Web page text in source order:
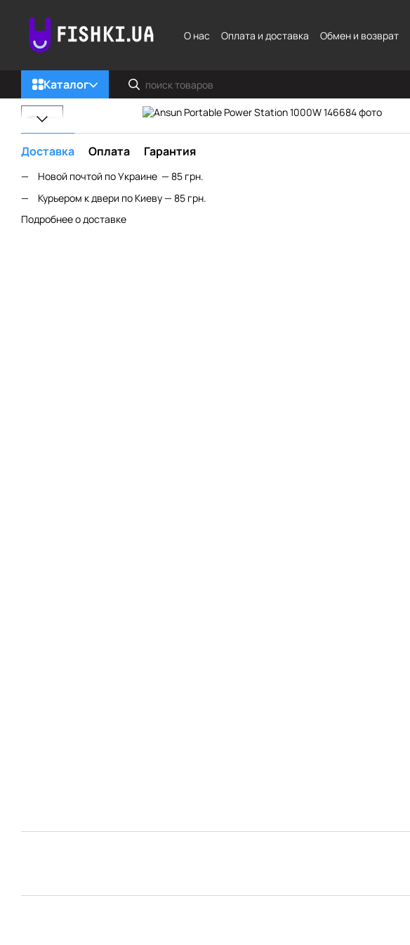
О нас
Оплата и доставка Обмен и возврат
Каталог
Доставка Оплата Гарантия
Новой почтой по Украине — 85 грн.
Курьером к двери по Киеву — 85 грн.
Подробнее о доставке